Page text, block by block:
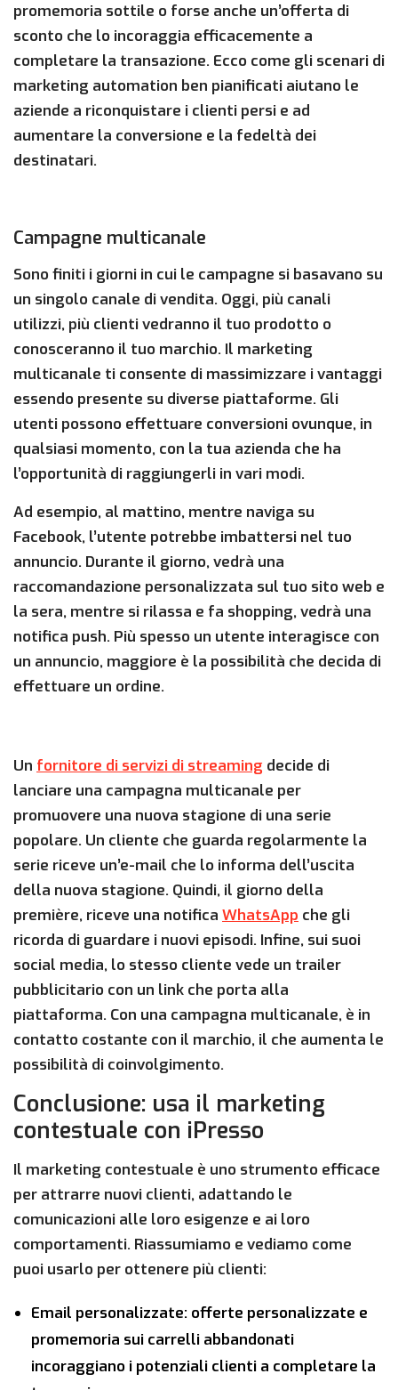
promemoria sottile o forse anche un’offerta di
sconto che lo incoraggia efficacemente a
completare la transazione. Ecco come gli scenari di
marketing automation ben pianificati aiutano le
aziende a riconquistare i clienti persi e ad
aumentare la conversione e la fedeltà dei
destinatari.
Campagne multicanale
Sono finiti i giorni in cui le campagne si basavano su
un singolo canale di vendita. Oggi, più canali
utilizzi, più clienti vedranno il tuo prodotto o
conosceranno il tuo marchio. Il marketing
multicanale ti consente di massimizzare i vantaggi
essendo presente su diverse piattaforme. Gli
utenti possono effettuare conversioni ovunque, in
qualsiasi momento, con la tua azienda che ha
l’opportunità di raggiungerli in vari modi.
Ad esempio, al mattino, mentre naviga su
Facebook, l’utente potrebbe imbattersi nel tuo
annuncio. Durante il giorno, vedrà una
raccomandazione personalizzata sul tuo sito web e
la sera, mentre si rilassa e fa shopping, vedrà una
notifica push. Più spesso un utente interagisce con
un annuncio, maggiore è la possibilità che decida di
effettuare un ordine.
Un fornitore di servizi di streaming decide di
lanciare una campagna multicanale per
promuovere una nuova stagione di una serie
popolare. Un cliente che guarda regolarmente la
serie riceve un’e-mail che lo informa dell’uscita
della nuova stagione. Quindi, il giorno della
première, riceve una notifica WhatsApp che gli
ricorda di guardare i nuovi episodi. Infine, sui suoi
social media, lo stesso cliente vede un trailer
pubblicitario con un link che porta alla
piattaforma. Con una campagna multicanale, è in
contatto costante con il marchio, il che aumenta le
possibilità di coinvolgimento.
Conclusione: usa il marketing
contestuale con iPresso
Il marketing contestuale è uno strumento efficace
per attrarre nuovi clienti, adattando le
comunicazioni alle loro esigenze e ai loro
comportamenti. Riassumiamo e vediamo come
puoi usarlo per ottenere più clienti:
Email personalizzate: offerte personalizzate e
promemoria sui carrelli abbandonati
incoraggiano i potenziali clienti a completare la